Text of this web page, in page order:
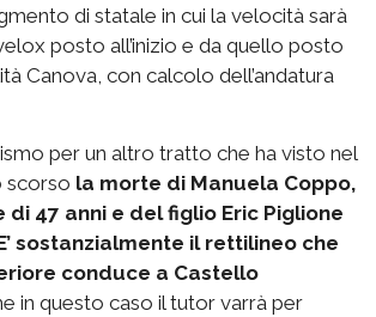
di statale in cui la velocità sarà
posto all’inizio e da quello posto
Canova, con calcolo dell’andatura
per un altro tratto che ha visto nel
scorso la morte di Manuela Coppo,
47 anni e del figlio Eric Piglione
sostanzialmente il rettilineo che
conduce a Castello
in questo caso il tutor varrà per